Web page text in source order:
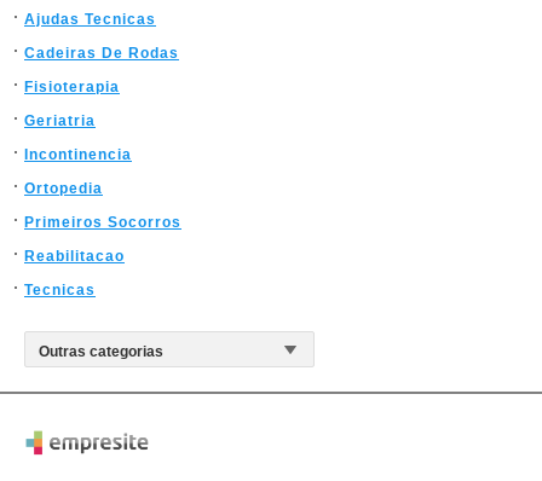
Ajudas Tecnicas
Cadeiras De Rodas
Fisioterapia
Geriatria
Incontinencia
Ortopedia
Primeiros Socorros
Reabilitacao
Tecnicas